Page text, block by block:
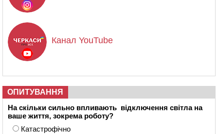
Канал YouTube
ОПИТУВАННЯ
На скільки сильно впливають відключення світла на
ваше життя, зокрема роботу?
Катастрофічно